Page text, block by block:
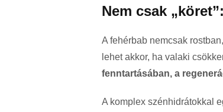
Nem csak
A fehérbab nemcsak
lehet akkor, ha valaki
fenntartásában, a
A komplex szénhidrátokkal